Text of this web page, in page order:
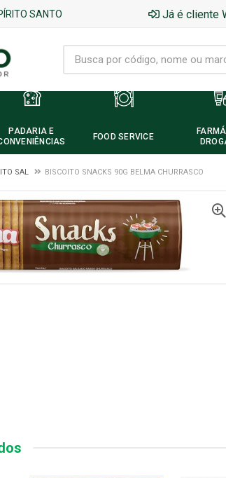
SANTO Já é cliente
PADARIA E
FOOD SERVICE
SAL BISCOITO SNACKS 90G BELMA CHURRASCO